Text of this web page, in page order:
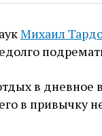
Михаил
в дневное
в привычку